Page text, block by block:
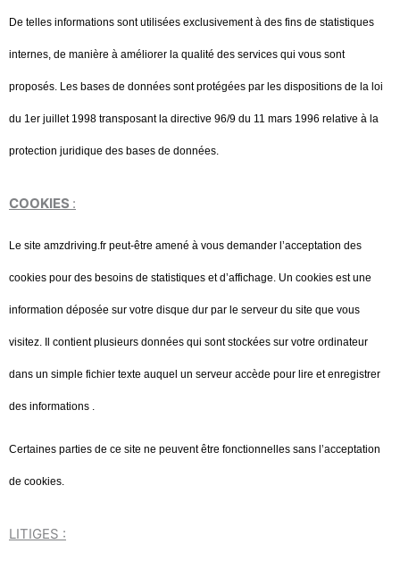
De telles informations sont utilisées exclusivement à des fins de statistiques
internes, de manière à améliorer la qualité des services qui vous sont
proposés. Les bases de données sont protégées par les dispositions de la loi
du 1er juillet 1998 transposant la directive 96/9 du 11 mars 1996 relative à la
protection juridique des bases de données.
COOKIES :
Le site amzdriving.fr peut-être amené à vous demander l’acceptation des
cookies pour des besoins de statistiques et d’affichage. Un cookies est une
information déposée sur votre disque dur par le serveur du site que vous
visitez. Il contient plusieurs données qui sont stockées sur votre ordinateur
dans un simple fichier texte auquel un serveur accède pour lire et enregistrer
des informations .
Certaines parties de ce site ne peuvent être fonctionnelles sans l’acceptation
de cookies.
LITIGES :